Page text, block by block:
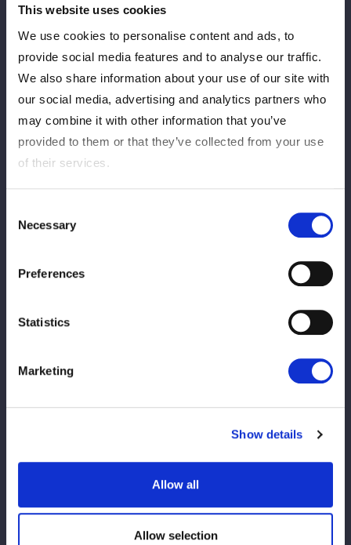
This website uses cookies
We use cookies to personalise content and ads, to
provide social media features and to analyse our traffic.
We also share information about your use of our site with
our social media, advertising and analytics partners who
may combine it with other information that you’ve
provided to them or that they’ve collected from your use
of their services.
Selection
Necessary
Preferences
Statistics
Marketing
Show details
Allow all
Allow selection
■配信時間
[開場]15:30 [試合開始]16:00
■視聴チケット価格
チケット4,400円(税込)
■視聴チケット販売期間
2025年10月29日(水)12:00 ～ 2025年11月9日(日)19:00
※アーカイブ公開までは、しばらくお時間をいただく場合がござ
います。
る場合がございます。
▼『STARDOM CRIMSON NIGHTMARE 2025』 PPVはこち
ら！
2025年11月3日（月・祝）